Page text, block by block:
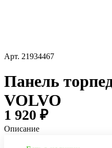
Арт. 21934467
Панель
VOLVO
1 920 ₽
Описание